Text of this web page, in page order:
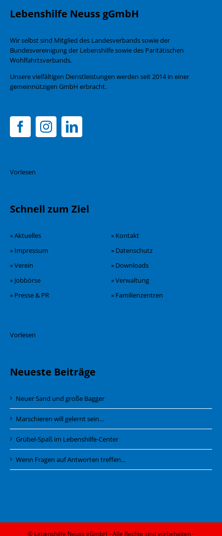
Lebenshilfe Neuss gGmbH
Wir selbst sind Mitglied des Landesverbands sowie der
Bundesvereinigung der Lebenshilfe sowie des Paritätischen
Wohlfahrtsverbands.
Unsere vielfältigen Dienstleistungen werden seit 2014 in einer
gemeinnützigen GmbH erbracht.
Vorlesen
Schnell zum Ziel
» Aktuelles
» Kontakt
» Impressum
» Datenschutz
» Verein
» Downloads
» Jobbörse
» Verwaltung
» Presse & PR
» Familienzentren
Vorlesen
Neueste Beiträge
Neuer Sand und große Bagger
Marschieren will gelernt sein…
Grübel-Spaß im Lebenshilfe-Center
Wenn Fragen auf Antworten treffen…
© Lebenshilfe Neuss gGmbH - Alle Rechte sind vorbehalten -